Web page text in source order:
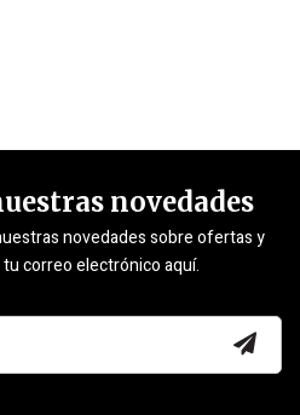
novedades
novedades sobre ofertas y
correo electrónico aquí.